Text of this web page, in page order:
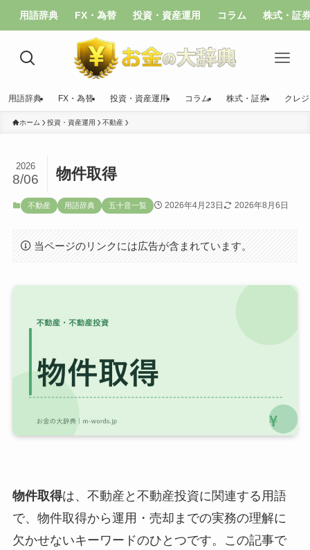
用語辞典 FX・為替 投資・資産運用 コラム 株式・証
用語辞典 FX・為替 投資・資産運用 コラム 株式・証券 クレ
ホーム 投資・資産運用 不動産
物件取得
2026
8/06
不動産 用語辞典 五十音一覧 2026年4月23日 2026年8月6日
当ページのリンクには広告が含まれています。
物件取得は、不動産と不動産投資に関連する用語
で、物件取得から運用・売却までの実務の理解に
欠かせないキーワードのひとつです。この記事で